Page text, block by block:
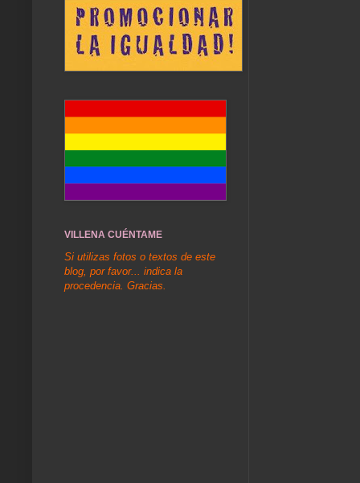
VILLENA CUÉNTAME
Si utilizas fotos o textos de este
blog, por favor... indica la
procedencia. Gracias.